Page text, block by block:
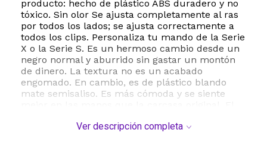
producto: hecho de plástico ABS duradero y no
tóxico. Sin olor Se ajusta completamente al ras
por todos los lados; se ajusta correctamente a
todos los clips. Personaliza tu mando de la Serie
X o la Serie S. Es un hermoso cambio desde un
negro normal y aburrido sin gastar un montón
de dinero. La textura no es un acabado
engomado. En cambio, es de plástico blando
mate semisaliso. Es más cómoda y se siente
lateral izquierda y 1 herramienta con carcasa
Ver descripción completa